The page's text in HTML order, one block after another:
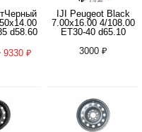
d58.60
9330 ₽
IJI Peugeot Black
7.00x16.00 4/108.00
ET30-40 d65.10
3000 ₽